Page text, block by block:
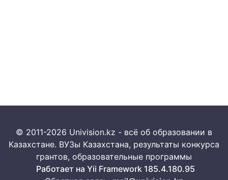
© 2011-2026 Univision.kz - всё об образовании в
Казахстане. ВУЗы Казахстана, результаты конкурса
грантов, образовательные программы
Работает на Yii Framework 185.4.180.95